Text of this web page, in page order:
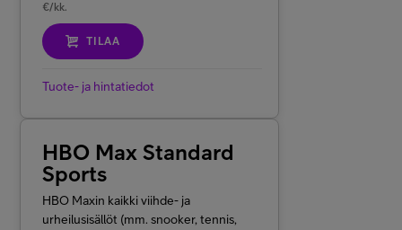
€/kk.
TILAA
Tuote- ja hintatiedot
HBO Max Standard
Sports
HBO Maxin kaikki viihde- ja
urheilusisällöt (mm. snooker, tennis,